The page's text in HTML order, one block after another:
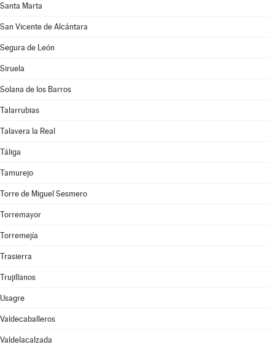
Santa Marta
San Vicente de Alcántara
Segura de León
Siruela
Solana de los Barros
Talarrubias
Talavera la Real
Táliga
Tamurejo
Torre de Miguel Sesmero
Torremayor
Torremejía
Trasierra
Trujillanos
Usagre
Valdecaballeros
Valdelacalzada